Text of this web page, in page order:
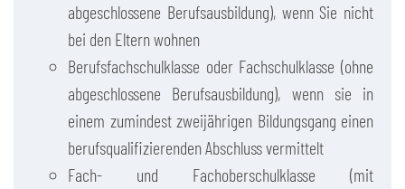
abgeschlossene Berufsausbildung), wenn Sie nicht
bei den Eltern wohnen
Berufsfachschulklasse oder Fachschulklasse (ohne
abgeschlossene Berufsausbildung), wenn sie in
einem zumindest zweijährigen Bildungsgang einen
berufsqualifizierenden Abschluss vermittelt
Fach- und Fachoberschulklasse (mit